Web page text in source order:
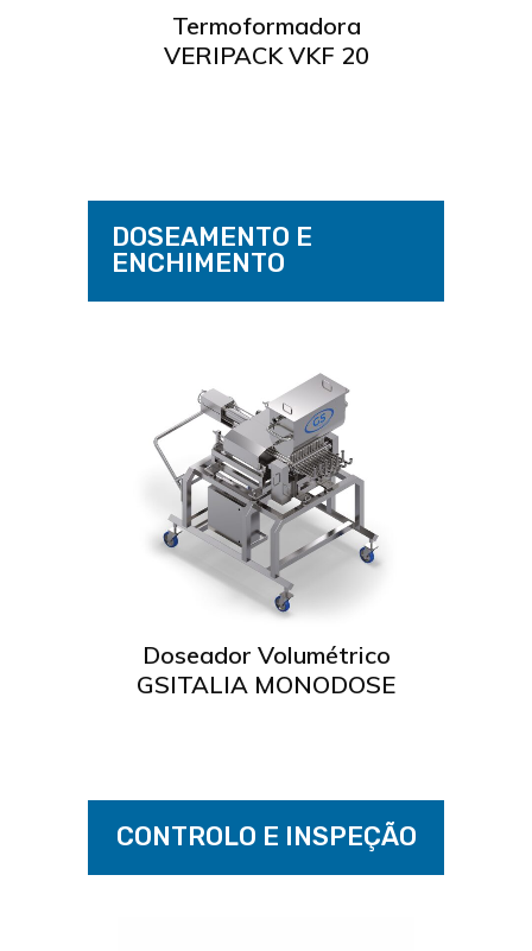
Ler mais
Termoformadora
VERIPACK VKF 20
DOSEAMENTO E
ENCHIMENTO
Ler mais
Doseador Volumétrico
GSITALIA MONODOSE
CONTROLO E INSPEÇÃO